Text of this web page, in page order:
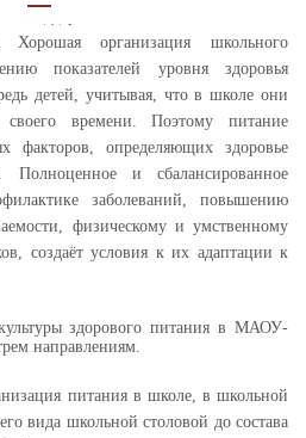
Хорошая организация школьного
показателей уровня здоровья
детей, учитывая, что в школе они
времени. Поэтому питание
факторов, определяющих здоровье
Полноценное и сбалансированное
заболеваний, повышению
физическому и умственному
создаёт условия к их адаптации к
здорового питания в МАОУ-
направлениям.
питания в школе, в школьной
вида школьной столовой до состава